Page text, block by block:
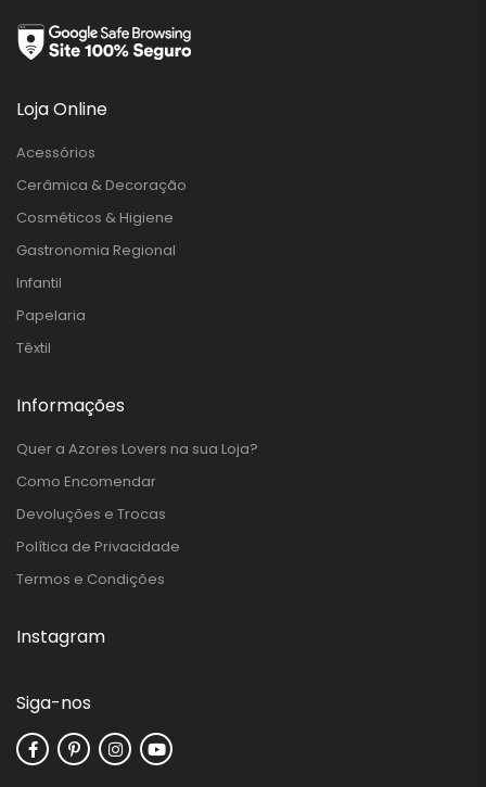
Loja Online
Acessórios
Cerâmica & Decoração
Cosméticos & Higiene
Gastronomia Regional
Infantil
Papelaria
Têxtil
Informações
Quer a Azores Lovers na sua Loja?
Como Encomendar
Devoluções e Trocas
Política de Privacidade
Termos e Condições
Instagram
Siga-nos